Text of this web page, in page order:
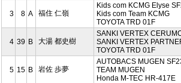
3 8 A 福住 仁嶺
Kids com KCMG Elyse
Kids com Team KCMG
TOYOTA TRD 01F
4 39 B 大湯 都史樹
SANKI VERTEX
SANKI VERTEX
TOYOTA TRD 01F
5 15 B 岩佐 歩夢
AUTOBACS MUGEN
TEAM MUGEN
Honda M-TEC HR-417E